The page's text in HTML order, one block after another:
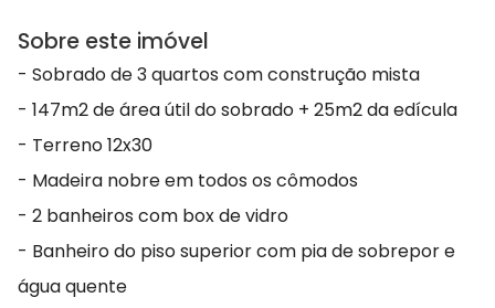
Sobre este imóvel
- Sobrado de 3 quartos com construção mista
- 147m2 de área útil do sobrado + 25m2 da edícula
- Terreno 12x30
- Madeira nobre em todos os cômodos
- 2 banheiros com box de vidro
- Banheiro do piso superior com pia de sobrepor e
água quente